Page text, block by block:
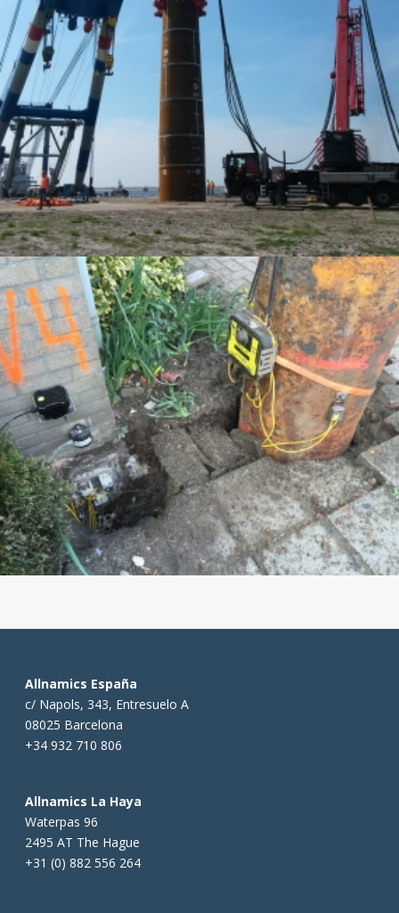
Allnamics España
c/ Napols, 343, Entresuelo A
08025 Barcelona
+34 932 710 806
Allnamics La Haya
Waterpas 96
2495 AT The Hague
+31 (0) 882 556 264